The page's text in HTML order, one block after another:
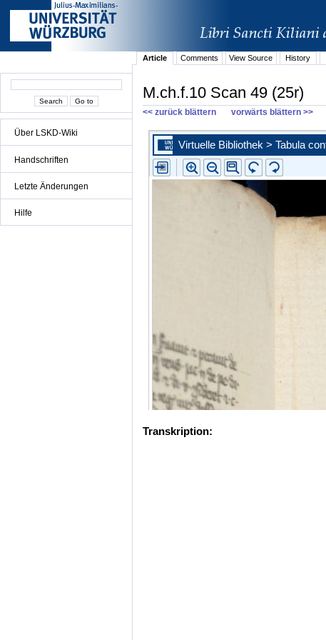
Über LSKD-Wiki
Handschriften
Letzte Änderungen
Hilfe
Article
Comments View Source History
M.ch.f.10 Scan 49 (25r)
<< zurück blättern vorwärts blättern >>
Transkription: